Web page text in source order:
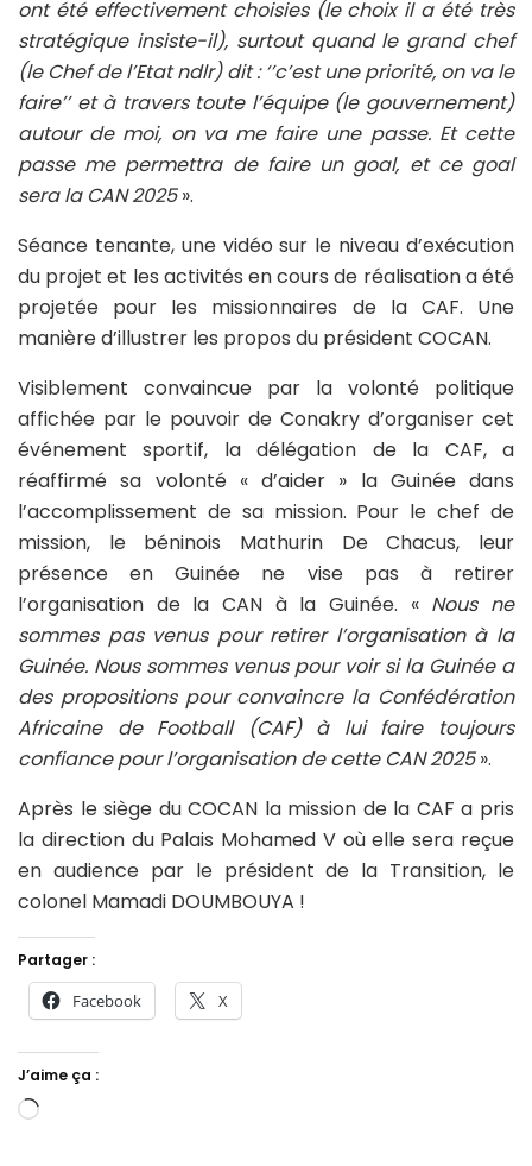
ont été effectivement choisies (le choix il a été très
stratégique insiste-il), surtout quand le grand chef
(le Chef de l’Etat ndlr) dit : ‘’c’est une priorité, on va le
faire’’ et à travers toute l’équipe (le gouvernement)
autour de moi, on va me faire une passe. Et cette
passe me permettra de faire un goal, et ce goal
sera la CAN 2025».
Séance tenante, une vidéo sur le niveau d’exécution
du projet et les activités en cours de réalisation a été
projetée pour les missionnaires de la CAF. Une
manière d’illustrer les propos du président COCAN.
Visiblement convaincue par la volonté politique
affichée par le pouvoir de Conakry d’organiser cet
événement sportif, la délégation de la CAF, a
réaffirmé sa volonté « d’aider » la Guinée dans
l’accomplissement de sa mission. Pour le chef de
mission, le béninois Mathurin De Chacus, leur
présence en Guinée ne vise pas à retirer
l’organisation de la CAN à la Guinée. « Nous ne
sommes pas venus pour retirer l’organisation à la
Guinée. Nous sommes venus pour voir si la Guinée a
des propositions pour convaincre la Confédération
Africaine de Football (CAF) à lui faire toujours
confiance pour l’organisation de cette CAN 2025».
Après le siège du COCAN la mission de la CAF a pris
la direction du Palais Mohamed V où elle sera reçue
en audience par le président de la Transition, le
colonel Mamadi DOUMBOUYA !
Partager :
Facebook X
J’aime ça :
Chargement…